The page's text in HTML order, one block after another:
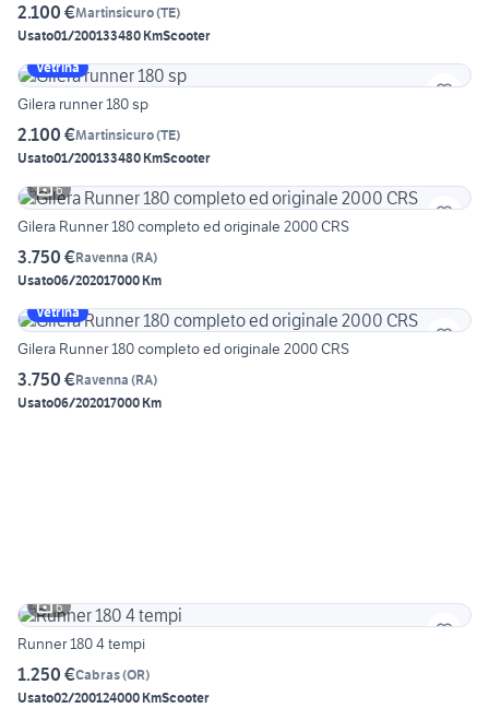
2.100 €Martinsicuro(TE)
Usato01/200133480 KmScooter
Vetrina
Gilera runner 180 sp
2.100 €Martinsicuro(TE)
Usato01/200133480 KmScooter
6
Gilera Runner 180 completo ed originale 2000 CRS
3.750 €Ravenna (RA)
Usato06/202017000 Km
Vetrina
Gilera Runner 180 completo ed originale 2000 CRS
3.750 €Ravenna (RA)
Usato06/202017000 Km
6
Runner 180 4 tempi
1.250 €Cabras(OR)
Usato02/200124000 KmScooter